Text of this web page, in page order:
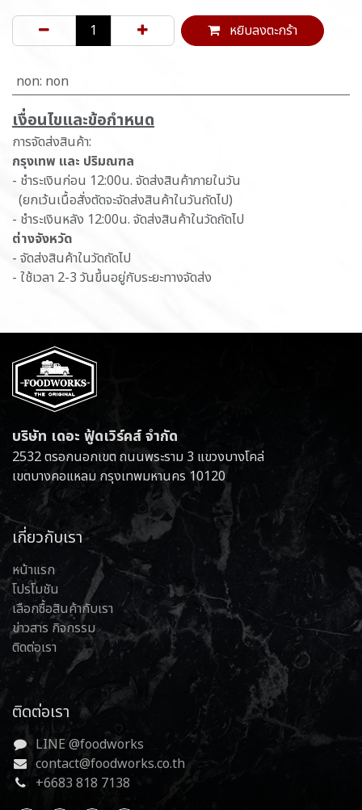
หยิบลงตะกร้า
non: non
เ​งื่อนไขและข้อกำหนด
การจัดส่งสินค้า:
กรุงเทพ และ ปริมณฑล
- ชำระเงินก่อน 12:00น. จัดส่งสินค้าภายในวัน
(ยกเว้นเนื้อสั่งตัดจะจัดส่งสินค้าในวันถัดไป)
- ชำระเงินหลัง 12:00น. จัดส่งสินค้าในวัดถัดไป
ต่างจังหวัด
- จัดส่งสินค้าในวัดถัดไป
- ใช้เวลา 2-3 วันขึ้นอยู่กับระยะทางจัดส่ง
บริษัท เดอะ ฟู้ดเวิร์คส์ จำกัด
2532 ตรอกนอกเขต ถนนพระราม 3 แขวงบางโคล่
เขตบางคอแหลม กรุงเทพมหานคร 10120
เกี่ยวกับเรา
หน้าแรก
โปรโมชัน
เลือกซื้อสินค้ากับเรา
ข่าวสาร กิจกรรม
ติดต่อเรา
ติดต่อเรา
LINE @foodworks
contact@foodworks.co.th
+6683 818 7138